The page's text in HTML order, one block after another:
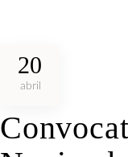
20
abril